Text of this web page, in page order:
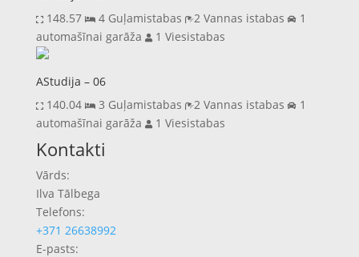
148.57
4 Guļamistabas 2 Vannas istabas 1
automašīnai garāža
1 Viesistabas
AStudija – 06
140.04
3 Guļamistabas 2 Vannas istabas 1
automašīnai garāža
1 Viesistabas
Previous
Next
Kontakti
Vārds:
Ilva Tālbega
Telefons:
+371 26638992
E-pasts: